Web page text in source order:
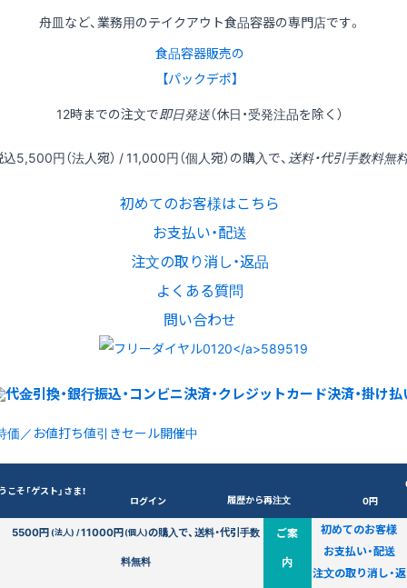
舟皿など、業務用のテイクアウト食品容器の専門店です。
食品容器販売の
【パックデポ】
12時までの注文で即日発送（休日・受発注品を除く）
込5,500円（法人宛） / 11,000円（個人宛）の購入で、 送料・代引手数料無
初めてのお客様はこちら
お支払い・配送
注文の取り消し・返品
よくある質問
問い合わせ
価／お値打ち値引きセール開催中
こそ「ゲスト」さま！
ログイン 履歴から再注文
0円
5500円(法人) /11000円(個人)の購入で、送料・代引手数
料無料
ご案
内
初めてのお客様
お支払い・配送
注文の取り消し・返